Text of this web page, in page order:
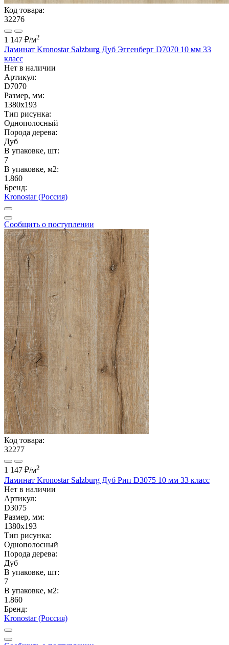
Код товара:
32276
1 147 ₽/м2
Ламинат Kronostar Salzburg Дуб Эггенберг D7070 10 мм 33
класс
Нет в наличии
Артикул:
D7070
Размер, мм:
1380x193
Тип рисунка:
Однополосный
Порода дерева:
Дуб
В упаковке, шт:
7
В упаковке, м2:
1.860
Бренд:
Kronostar (Россия)
Сообщить о поступлении
Код товара:
32277
1 147 ₽/м2
Ламинат Kronostar Salzburg Дуб Рип D3075 10 мм 33 класс
Нет в наличии
Артикул:
D3075
Размер, мм:
1380x193
Тип рисунка:
Однополосный
Порода дерева:
Дуб
В упаковке, шт:
7
В упаковке, м2:
1.860
Бренд:
Kronostar (Россия)